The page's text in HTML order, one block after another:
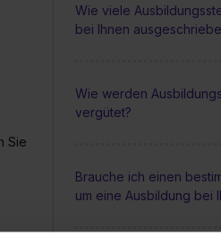
Wie viele
bei Ihnen
Wie werden
vergütet?
Brauche ich einen
um eine Ausbildung bei
Sie